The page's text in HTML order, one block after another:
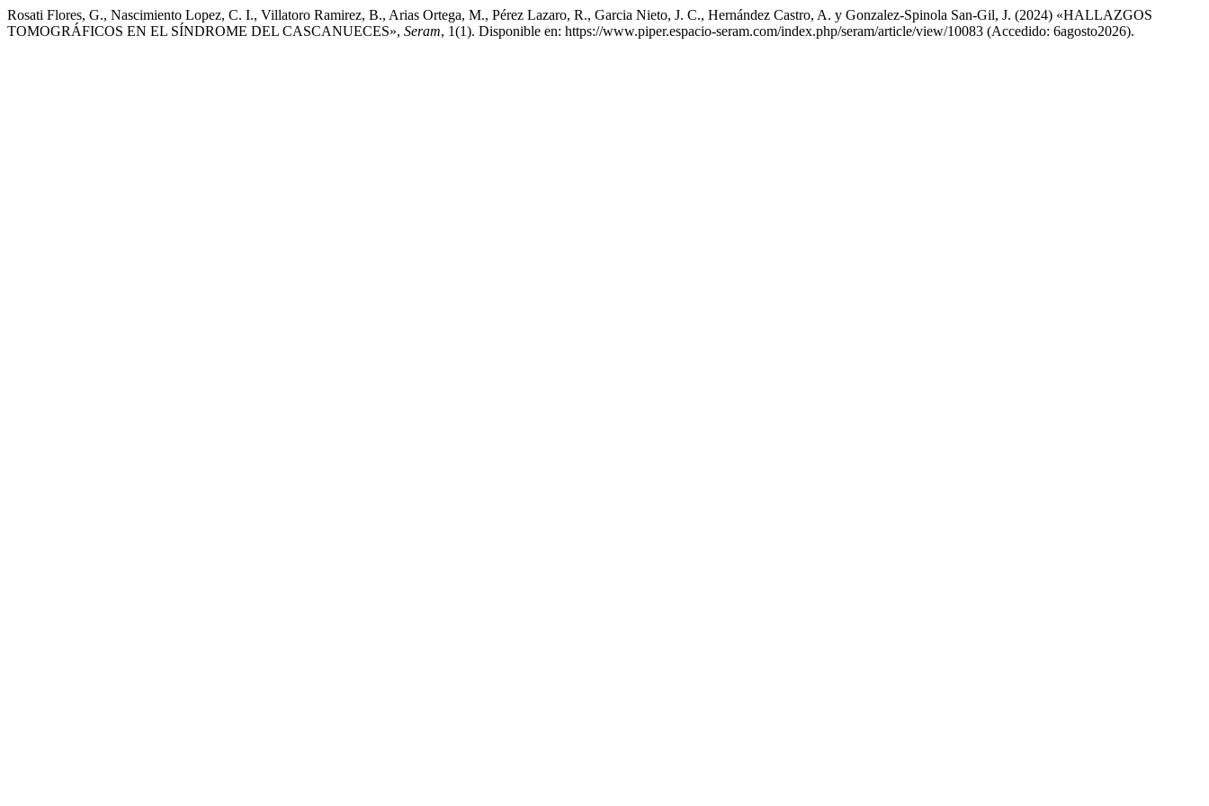
Rosati Flores, G., Nascimiento Lopez, C. I., Villatoro Ramirez, B., Arias Ortega, M., Pérez Lazaro, R., Garcia Nieto, J. C., Hernández Castro, A. y Gonzalez-Spinola San-Gil, J. (2024) «HALLAZGOS
TOMOGRÁFICOS EN EL SÍNDROME DEL CASCANUECES», Seram, 1(1). Disponible en: https://www.piper.espacio-seram.com/index.php/seram/article/view/10083 (Accedido: 6agosto2026).